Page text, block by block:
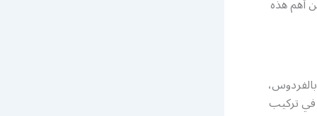
أهم هذه
في تركيب